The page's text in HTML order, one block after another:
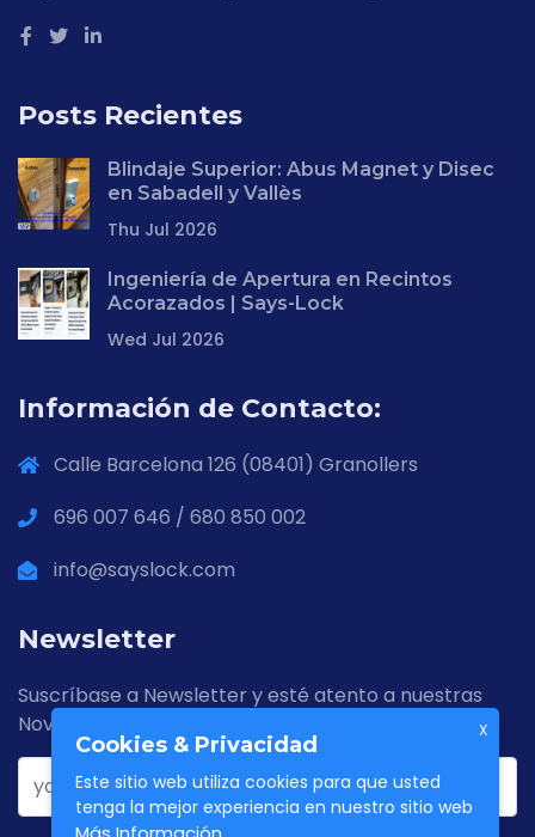
Posts Recientes
Blindaje Superior: Abus Magnet y Disec
en Sabadell y Vallès
Thu Jul 2026
Ingeniería de Apertura en Recintos
Acorazados | Says-Lock
Wed Jul 2026
Información de Contacto:
Calle Barcelona 126 (08401) Granollers
696 007 646 / 680 850 002
info@sayslock.com
Newsletter
Suscríbase a Newsletter y esté atento a nuestras
Novedades
X
Cookies & Privacidad
Este sitio web utiliza cookies para que usted
tenga la mejor experiencia en nuestro sitio web